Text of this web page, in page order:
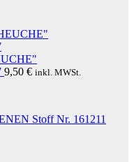
9,50 € inkl. MWSt.
Stoff Nr. 161211